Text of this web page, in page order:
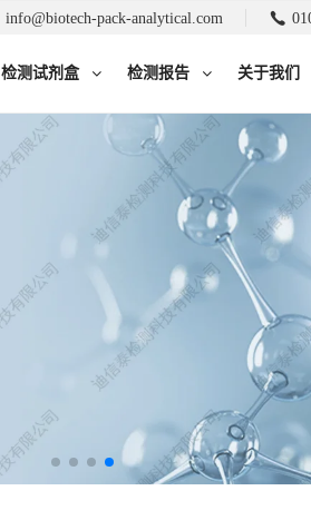
info@biotech-pack-analytical.com
检测试剂盒 检测报告 关于我们